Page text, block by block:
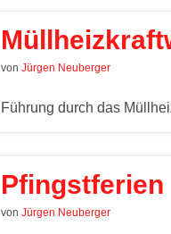
von Jürgen Neuberger
Führung durch das
Pfingstferien
von Jürgen Neuberger